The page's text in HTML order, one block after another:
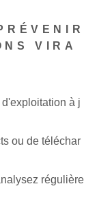
VIRA
à j
ou de téléchar
régulière